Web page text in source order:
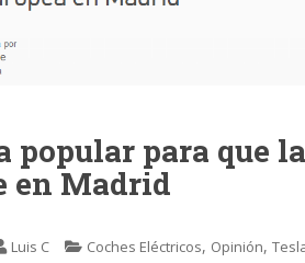
para que
en Madrid
Luis C Coches Eléctricos, Opinión,